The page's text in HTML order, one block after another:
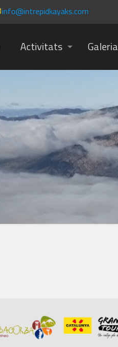
info@intrepidkayaks.com
Activitats Galeria